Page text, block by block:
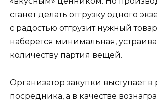
станет делать отгрузку одного
с радостью отгрузит нужный
наберется минимальная,
количеству партия вещей.
Организатор закупки выступает в
посредника, а в качестве